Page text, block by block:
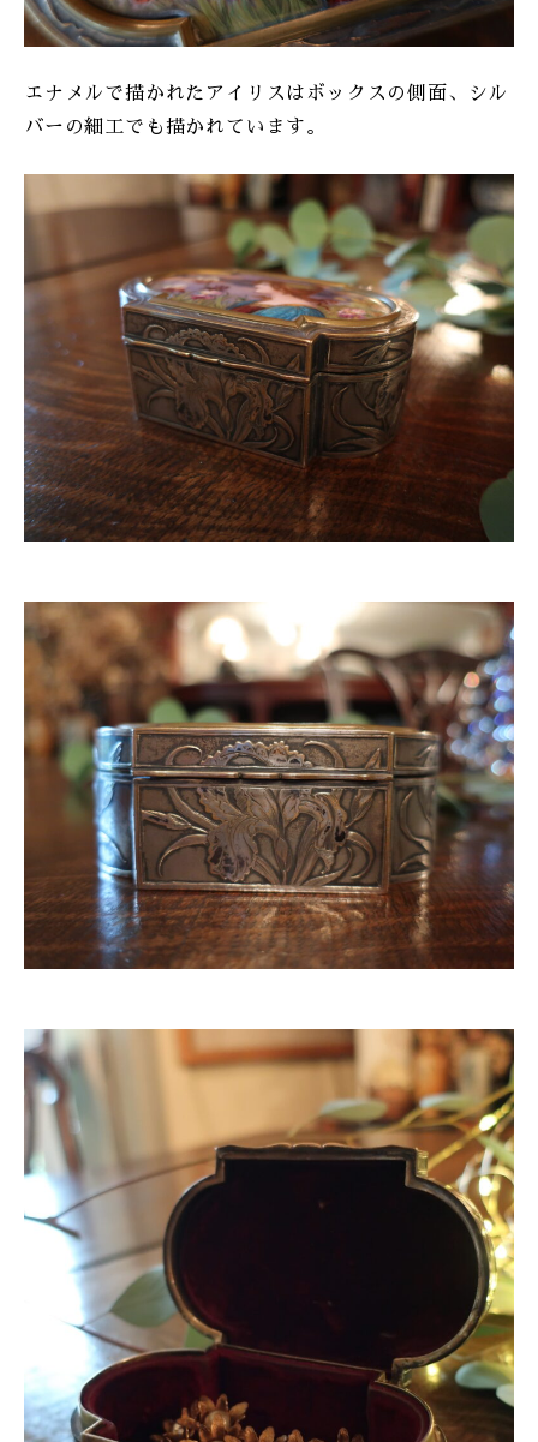
エナメルで描かれたアイリスはボックスの側面、シル
バーの細工でも描かれています。